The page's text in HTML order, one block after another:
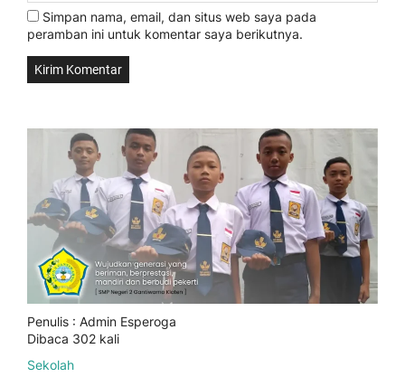
Simpan nama, email, dan situs web saya pada
peramban ini untuk komentar saya berikutnya.
Penulis : Admin Esperoga
Dibaca 302 kali
Sekolah